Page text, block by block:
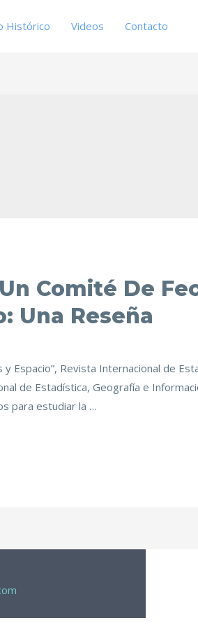
Histórico Videos Contacto
Comité De
Una Reseña
Espacio”, Revista Internacional de
de Estadística, Geografía e
para estudiar la …